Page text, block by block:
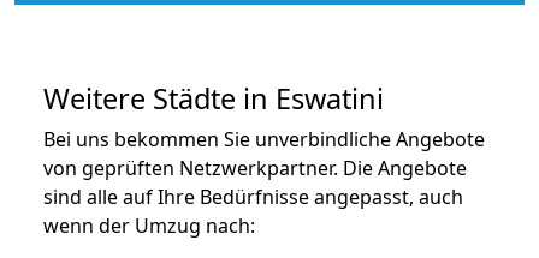
Weitere Städte in Eswatini
Bei uns bekommen Sie unverbindliche Angebote
von geprüften Netzwerkpartner. Die Angebote
sind alle auf Ihre Bedürfnisse angepasst, auch
wenn der Umzug nach: